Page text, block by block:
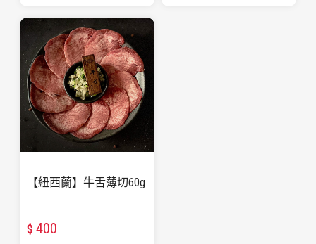
【紐西蘭】牛舌薄切60g
$ 400